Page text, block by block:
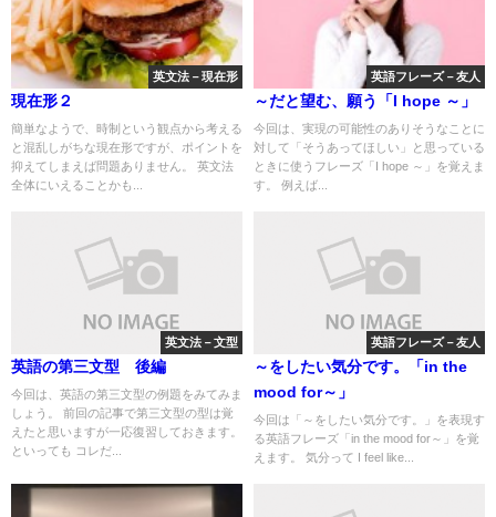
英文法－現在形
現在形２
簡単なようで、時制という観点から考える
と混乱しがちな現在形ですが、ポイントを
抑えてしまえば問題ありません。 英文法
全体にいえることかも...
英語フレーズ－友人
～だと望む、願う「I hope ～」
今回は、実現の可能性のありそうなことに
対して「そうあってほしい」と思っている
ときに使うフレーズ「I hope ～」を覚えま
す。 例えば...
英文法－文型
英語の第三文型 後編
今回は、英語の第三文型の例題をみてみま
しょう。 前回の記事で第三文型の型は覚
えたと思いますが一応復習しておきます。
といっても コレだ...
英語フレーズ－友人
～をしたい気分です。「in the
mood for～」
今回は「～をしたい気分です。」を表現す
る英語フレーズ「in the mood for～」を覚
えます。 気分って I feel like...